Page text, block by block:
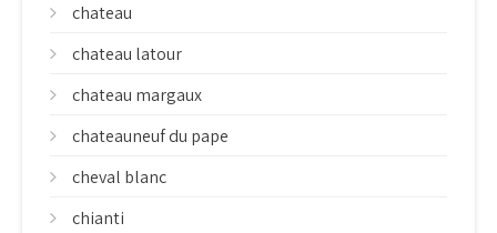
chateau
chateau latour
chateau margaux
chateauneuf du pape
cheval blanc
chianti